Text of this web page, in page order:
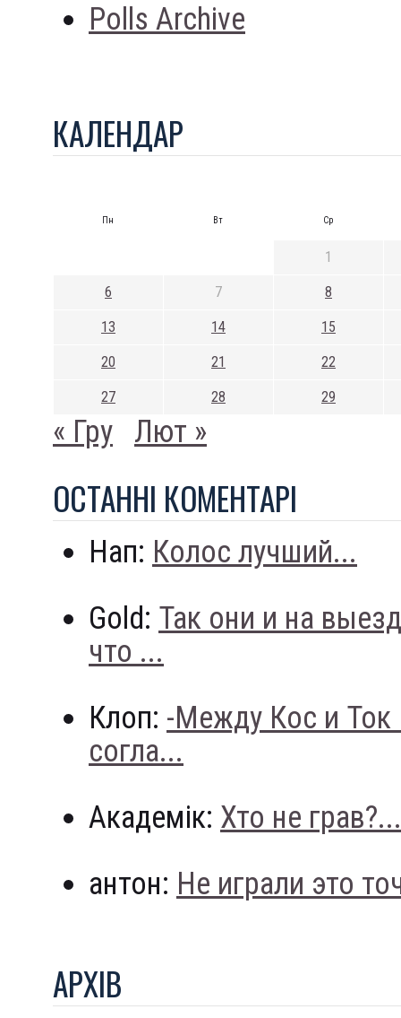
Polls Archive
КАЛЕНДАР
Пн Вт Ср
1
6 7 8
13 14 15
20 21 22
27 28 29
« Гру Лют »
ОСТАННI КОМЕНТАРI
Нап: Колос лучший...
Gold: Так они и на
что ...
Клоп: -Между Кос и
согла...
Академік: Хто не грав?...
антон: Не играли это
АРХIВ